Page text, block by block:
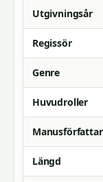
Utgivningsår
Regissör
Genre
Huvudroller
Längd